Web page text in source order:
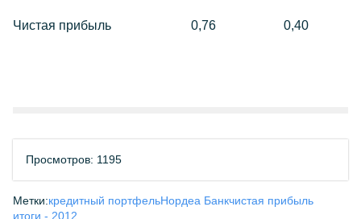
Чистая прибыль 0,76 0,40
Просмотров: 1195
Метки:кредитный портфельНордеа Банкчистая прибыль
итоги - 2012